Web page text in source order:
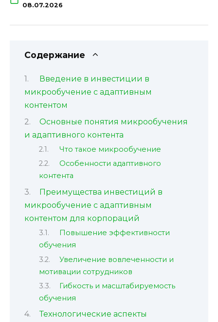
08.07.2026
Содержание
Введение в инвестиции в
микрообучение с адаптивным
контентом
Основные понятия микрообучения
и адаптивного контента
Что такое микрообучение
Особенности адаптивного
контента
Преимущества инвестиций в
микрообучение с адаптивным
контентом для корпораций
Повышение эффективности
обучения
Увеличение вовлеченности и
мотивации сотрудников
Гибкость и масштабируемость
обучения
Технологические аспекты